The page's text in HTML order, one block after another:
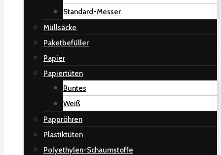
Standard-Messer
Müllsäcke
Paketbefüller
Papier
Papiertüten
Buntes
Weiß
Pappröhren
Plastiktüten
Polyethylen-Schaumstoffe